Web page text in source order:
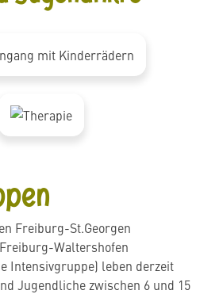
Freiburg-St.Georgen
Waltershofen
Intensivgruppe) leben derzeit
Jugendliche zwischen 6 und 15